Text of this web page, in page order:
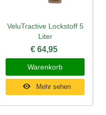
VeluTractive Lockstoff 5
Liter
€ 64,95
Warenkorb
Mehr sehen